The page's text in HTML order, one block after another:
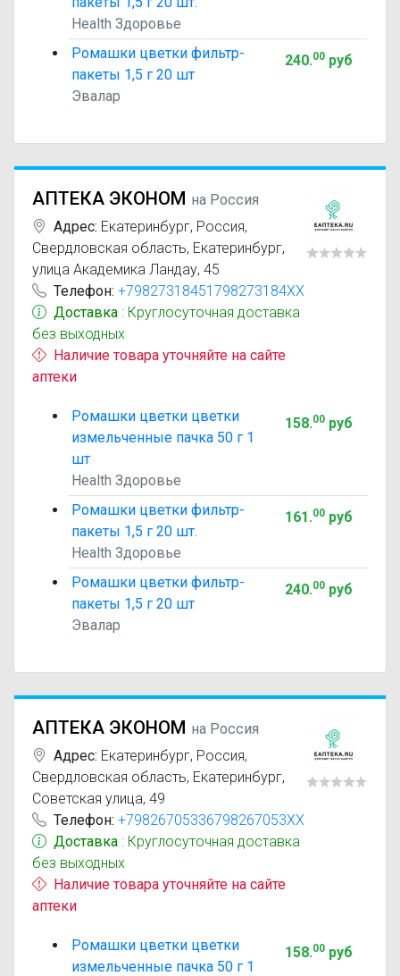
Health Здоровье
Ромашки цветки фильтр-
пакеты 1,5 г 20 шт
Эвалар
240.00руб
АПТЕКА ЭКОНОМ на Россия
Адрес: Екатеринбург, Россия,
Свердловская область, Екатеринбург,
улица Академика Ландау, 45
Телефон: +79827318451798273184XX
Доставка : Круглосуточная доставка
без выходных
Наличие товара уточняйте на сайте
аптеки
Ромашки цветки цветки
измельченные пачка 50 г 1
шт
Health Здоровье
158.00руб
Ромашки цветки фильтр-
пакеты 1,5 г 20 шт.
Health Здоровье
161.00руб
Ромашки цветки фильтр-
пакеты 1,5 г 20 шт
Эвалар
240.00руб
АПТЕКА ЭКОНОМ на Россия
Адрес: Екатеринбург, Россия,
Свердловская область, Екатеринбург,
Советская улица, 49
Телефон: +79826705336798267053XX
Доставка : Круглосуточная доставка
без выходных
Наличие товара уточняйте на сайте
аптеки
Ромашки цветки цветки
измельченные пачка 50 г 1
158.00руб